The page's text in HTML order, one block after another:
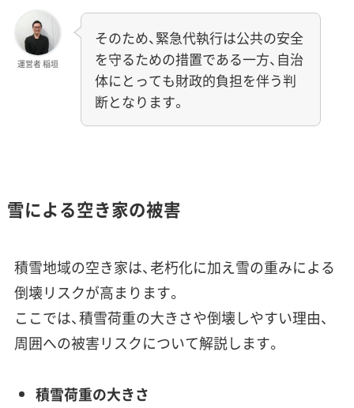
運営者 稲垣
そのため、緊急代執行は公共の安全
を守るための措置である一方、自治
体にとっても財政的負担を伴う判
断となります。
雪による空き家の被害
積雪地域の空き家は、老朽化に加え雪の重みによる
倒壊リスクが高まります。
ここでは、積雪荷重の大きさや倒壊しやすい理由、
周囲への被害リスクについて解説します。
積雪荷重の大きさ